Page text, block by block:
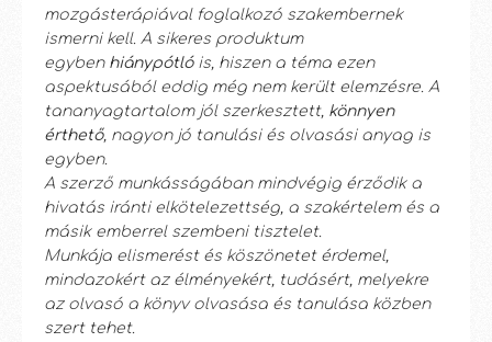
mozgásterápiával foglalkozó szakembernek
ismerni kell. A sikeres produktum
egyben hiánypótlóis, hiszen a téma ezen
aspektusából eddig még nem került elemzésre. A
tananyagtartalom jól szerkesztett, könnyen
érthető, nagyon jó tanulási és olvasási anyag is
egyben.
A szerző munkásságában mindvégig érződik a
hivatás iránti elkötelezettség, a szakértelem és a
másik emberrel szembeni tisztelet.
Munkája elismerést és köszönetet érdemel,
mindazokért az élményekért, tudásért, melyekre
az olvasó a könyv olvasása és tanulása közben
szert tehet.